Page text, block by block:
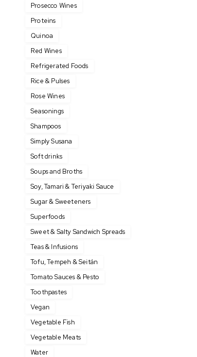
Prosecco Wines
Proteins
Quinoa
Red Wines
Refrigerated Foods
Rice & Pulses
Rose Wines
Seasonings
Shampoos
Simply Susana
Soft drinks
Soups and Broths
Soy, Tamari & Teriyaki Sauce
Sugar & Sweeteners
Superfoods
Sweet & Salty Sandwich Spreads
Teas & Infusions
Tofu, Tempeh & Seitán
Tomato Sauces & Pesto
Toothpastes
Vegan
Vegetable Fish
Vegetable Meats
Water